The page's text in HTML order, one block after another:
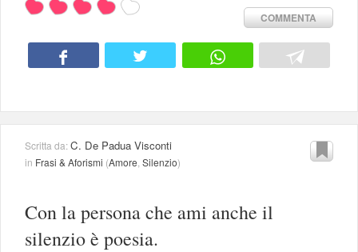
COMMENTA
Scritta da:C. De Padua Visconti
in Frasi & Aforismi (Amore Silenzio)
Con la persona che ami anche il
silenzio è poesia.